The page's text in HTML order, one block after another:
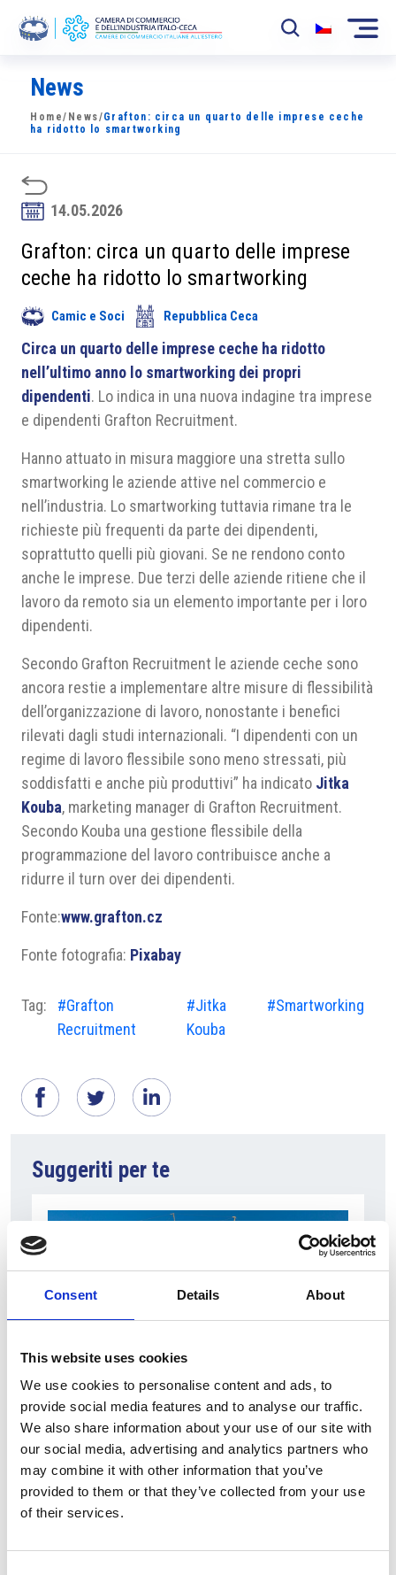
Consent Details About
This website uses cookies
We use cookies to personalise content and ads, to
provide social media features and to analyse our traffic.
We also share information about your use of our site with
our social media, advertising and analytics partners who
may combine it with other information that you’ve
provided to them or that they’ve collected from your use
of their services.
La Camera
News
Sviluppo Mercato
Soci
Partner
Progetti
Area riservata
News
Home/ News/Grafton: circa un quarto delle imprese ceche
ha ridotto lo smartworking
14.05.2026
Grafton: circa un quarto delle imprese
ceche ha ridotto lo smartworking
Camic e Soci Repubblica Ceca
Circa un quarto delle imprese ceche ha ridotto
nell’ultimo anno lo smartworking dei propri
dipendenti. Lo indica in una nuova indagine tra imprese
e dipendenti Grafton Recruitment.
Hanno attuato in misura maggiore una stretta sullo
smartworking le aziende attive nel commercio e
nell’industria. Lo smartworking tuttavia rimane tra le
richieste più frequenti da parte dei dipendenti,
soprattutto quelli più giovani. Se ne rendono conto
anche le imprese. Due terzi delle aziende ritiene che il
lavoro da remoto sia un elemento importante per i loro
dipendenti.
Secondo Grafton Recruitment le aziende ceche sono
ancora restie a implementare altre misure di flessibilità
dell’organizzazione di lavoro, nonostante i benefici
rilevati dagli studi internazionali. “I dipendenti con un
regime di lavoro flessibile sono meno stressati, più
soddisfatti e anche più produttivi” ha indicato Jitka
Kouba, marketing manager di Grafton Recruitment.
Secondo Kouba una gestione flessibile della
programmazione del lavoro contribuisce anche a
ridurre il turn over dei dipendenti.
Fonte:www.grafton.cz
Fonte fotografia: Pixabay
Tag:
#Grafton
Recruitment
#Jitka
Kouba
#Smartworking
Suggeriti per te
Nel primo semestre è aumentata fortemente la
costruzione di nuove abitazioni